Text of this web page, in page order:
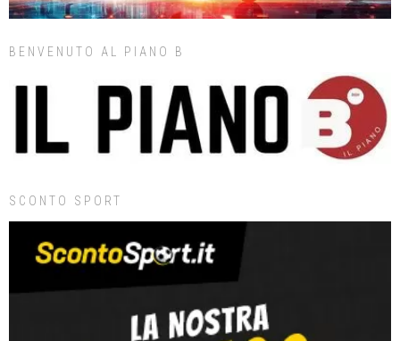
BENVENUTO AL PIANO B
SCONTO SPORT